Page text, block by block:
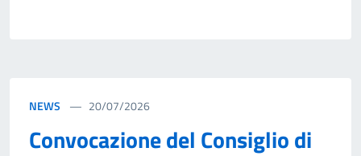
NEWS 20/07/2026
Convocazione del Consiglio di